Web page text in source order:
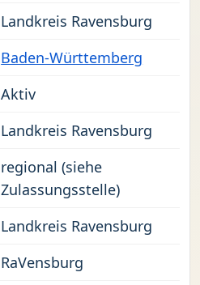
Landkreis Ravensburg
Baden-Württemberg
Aktiv
Landkreis Ravensburg
regional (siehe
Zulassungsstelle)
Landkreis Ravensburg
RaVensburg